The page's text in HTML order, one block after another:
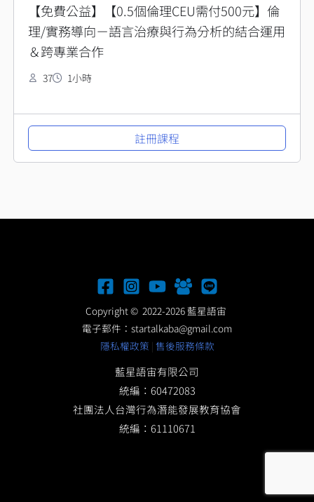
【免費公益】【0.5個倫理CEU需付500元】倫
理/實務導向－語言治療與行為分析的結合運用
＆跨專業合作
37 1小時
註冊課程
Copyright © 2022-2026 藍星語宙
電子郵件： startalkaba@gmail.com
隱私權政策 | 售後服務條款
藍星語宙有限公司
統編：60472083
社團法人台灣行為潛能發展教育協會
統編：61110671